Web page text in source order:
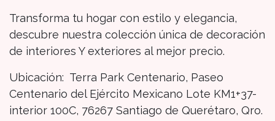
Transforma tu hogar con estilo y elegancia,
descubre nuestra colección única de decoración
de interiores Y exteriores al mejor precio.
Ubicación: Terra Park Centenario, Paseo
Centenario del Ejército Mexicano Lote KM1+37-
interior 100C, 76267 Santiago de Querétaro, Qro.